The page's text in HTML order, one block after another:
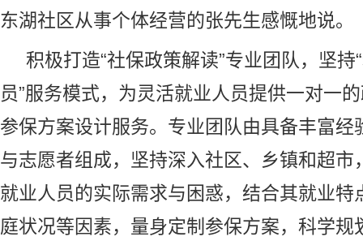
东湖社区从事个体经营的张先生感慨地说。
积极打造“社保政策解读”专业团队，坚持
员”服务模式，为灵活就业人员提供一对一
参保方案设计服务。专业团队由具备丰富经
与志愿者组成，坚持深入社区、乡镇和超市
就业人员的实际需求与困惑，结合其就业特
庭状况等因素，量身定制参保方案，科学规